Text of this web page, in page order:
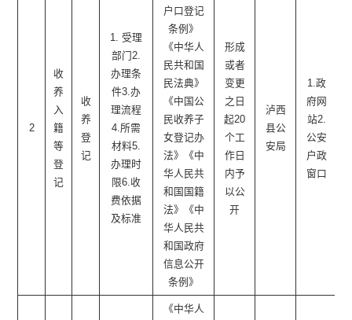
2
收
养
入
籍
等
登
记
收
养
登
记
1. 受理
部门2.
办理条
件3.办
理流程
4.所需
材料5.
办理时
限6.收
费依据
及标准
户口登记
条例》
《中华人
民共和国
民法典》
《中国公
民收养子
女登记办
法》《中
华人民共
和国国籍
法》《中
华人民共
和国政府
信息公开
条例》
形成
或者
变更
之日
起20
个工
作日
内予
以公
开
泸西
县公
安局
1.政
府网
站2.
公安
户政
窗口
《中华人